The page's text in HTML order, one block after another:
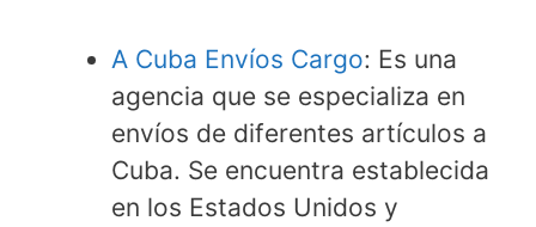
A Cuba Envíos Cargo: Es una
agencia que se especializa en
envíos de diferentes artículos a
Cuba. Se encuentra establecida
en los Estados Unidos y